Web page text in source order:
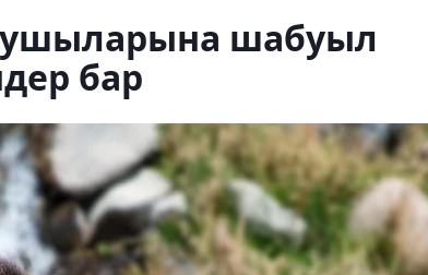
шабуыл
бар